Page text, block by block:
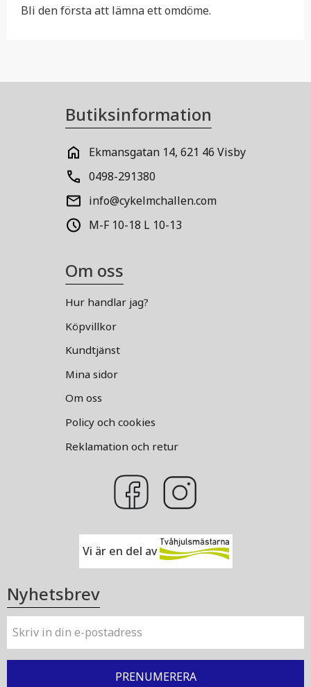
Bli den första att lämna ett omdöme.
Butiksinformation
Ekmansgatan 14, 621 46 Visby
0498-291380
info@cykelmchallen.com
M-F 10-18 L 10-13
Om oss
Hur handlar jag?
Köpvillkor
Kundtjänst
Mina sidor
Om oss
Policy och cookies
Reklamation och retur
Vi är en del av
Nyhetsbrev
PRENUMERERA